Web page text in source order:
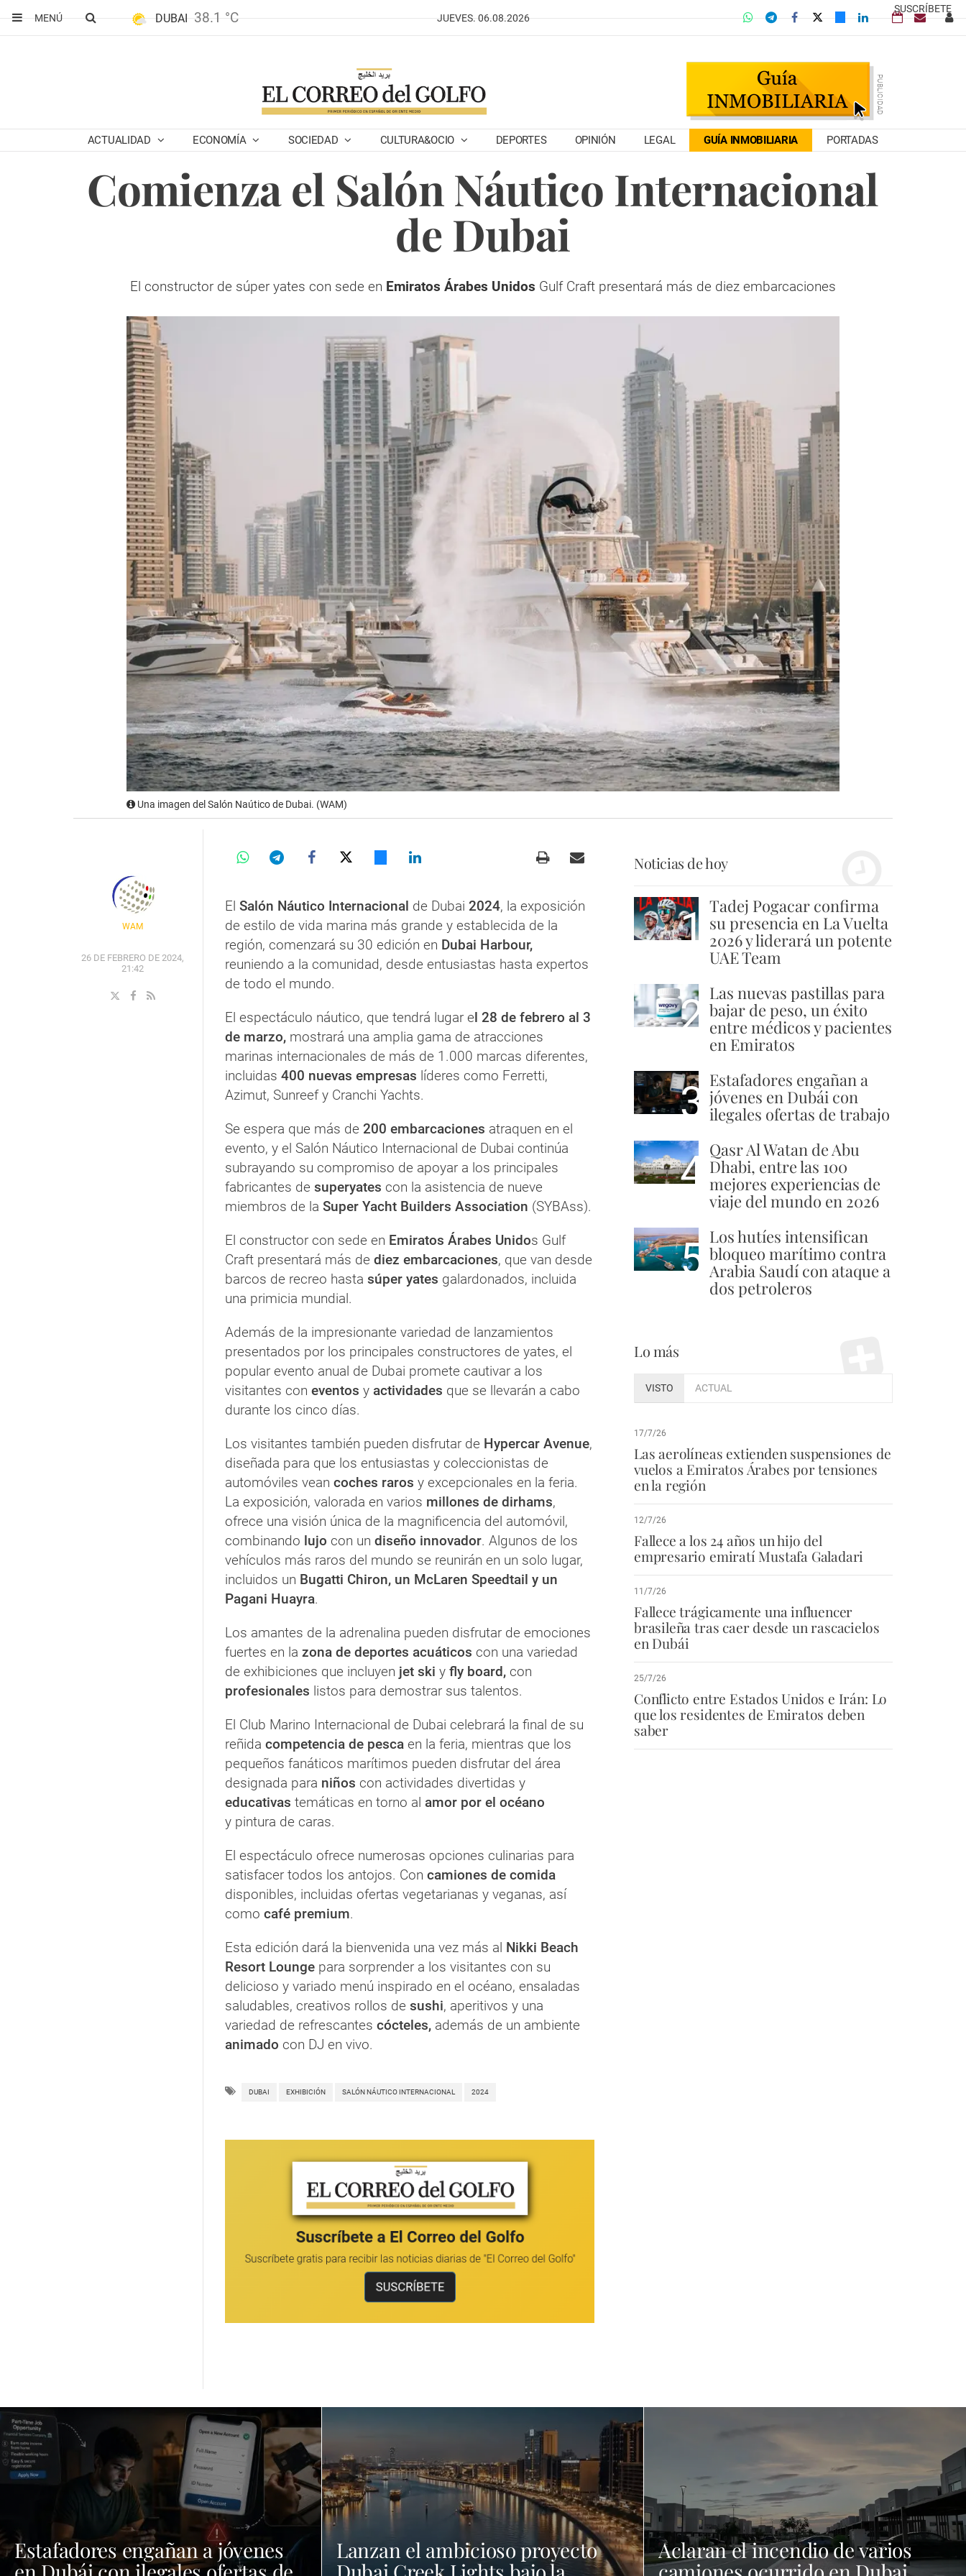
SUSCRÍBETE
MENÚ
DUBAI 38.1 °C JUEVES. 06.08.2026
ACTUALIDAD ECONOMÍA SOCIEDAD CULTURA&OCIO DEPORTES OPINIÓN LEGAL GUÍA INMOBILIARIA PORTADAS
Comienza el Salón Náutico Internacional
de Dubai
El constructor de súper yates con sede en Emiratos Árabes Unidos Gulf Craft presentará más de diez embarcaciones
Una imagen del Salón Naútico de Dubai. (WAM)
WAM
26 DE FEBRERO DE 2024,
21:42
El Salón Náutico Internacional de Dubai 2024, la exposición
de estilo de vida marina más grande y establecida de la
región, comenzará su 30 edición en Dubai Harbour,
reuniendo a la comunidad, desde entusiastas hasta expertos
de todo el mundo.
El espectáculo náutico, que tendrá lugar el 28 de febrero al 3
de marzo, mostrará una amplia gama de atracciones
marinas internacionales de más de 1.000 marcas diferentes,
incluidas 400 nuevas empresas líderes como Ferretti,
Azimut, Sunreef y Cranchi Yachts.
Se espera que más de 200 embarcaciones atraquen en el
evento, y el Salón Náutico Internacional de Dubai continúa
subrayando su compromiso de apoyar a los principales
fabricantes de superyates con la asistencia de nueve
miembros de la Super Yacht Builders Association (SYBAss).
El constructor con sede en Emiratos Árabes Unidos Gulf
Craft presentará más de diez embarcaciones, que van desde
barcos de recreo hasta súper yates galardonados, incluida
una primicia mundial.
Además de la impresionante variedad de lanzamientos
presentados por los principales constructores de yates, el
popular evento anual de Dubai promete cautivar a los
visitantes con eventos y actividades que se llevarán a cabo
durante los cinco días.
Los visitantes también pueden disfrutar de Hypercar Avenue,
diseñada para que los entusiastas y coleccionistas de
automóviles vean coches raros y excepcionales en la feria.
La exposición, valorada en varios millones de dirhams,
ofrece una visión única de la magnificencia del automóvil,
combinando lujo con un diseño innovador. Algunos de los
vehículos más raros del mundo se reunirán en un solo lugar,
incluidos un Bugatti Chiron, un McLaren Speedtail y un
Pagani Huayra.
Los amantes de la adrenalina pueden disfrutar de emociones
fuertes en la zona de deportes acuáticos con una variedad
de exhibiciones que incluyen jet ski y fly board, con
profesionales listos para demostrar sus talentos.
El Club Marino Internacional de Dubai celebrará la final de su
reñida competencia de pesca en la feria, mientras que los
pequeños fanáticos marítimos pueden disfrutar del área
designada para niños con actividades divertidas y
educativas temáticas en torno al amor por el océano
y pintura de caras.
El espectáculo ofrece numerosas opciones culinarias para
satisfacer todos los antojos. Con camiones de comida
disponibles, incluidas ofertas vegetarianas y veganas, así
como café premium.
Esta edición dará la bienvenida una vez más al Nikki Beach
Resort Lounge para sorprender a los visitantes con su
delicioso y variado menú inspirado en el océano, ensaladas
saludables, creativos rollos de sushi, aperitivos y una
variedad de refrescantes cócteles, además de un ambiente
animado con DJ en vivo.
DUBAI EXHIBICIÓN SALÓN NÁUTICO INTERNACIONAL 2024
Noticias de hoy
1 Tadej Pogacar confirma
su presencia en La Vuelta
2026 y liderará un potente
UAE Team
2 Las nuevas pastillas para
bajar de peso, un éxito
entre médicos y pacientes
en Emiratos
3 Estafadores engañan a
jóvenes en Dubái con
ilegales ofertas de trabajo
4 Qasr Al Watan de Abu
Dhabi, entre las 100
mejores experiencias de
viaje del mundo en 2026
5 Los hutíes intensifican
bloqueo marítimo contra
Arabia Saudí con ataque a
dos petroleros
Lo más
VISTO ACTUAL
17/7/26
Las aerolíneas extienden suspensiones de
vuelos a Emiratos Árabes por tensiones
en la región
12/7/26
Fallece a los 24 años un hijo del
empresario emiratí Mustafa Galadari
11/7/26
Fallece trágicamente una influencer
brasileña tras caer desde un rascacielos
en Dubái
25/7/26
Conflicto entre Estados Unidos e Irán: Lo
que los residentes de Emiratos deben
saber
Estafadores engañan a jóvenes
Lanzan el ambicioso proyecto
Aclaran el incendio de varios